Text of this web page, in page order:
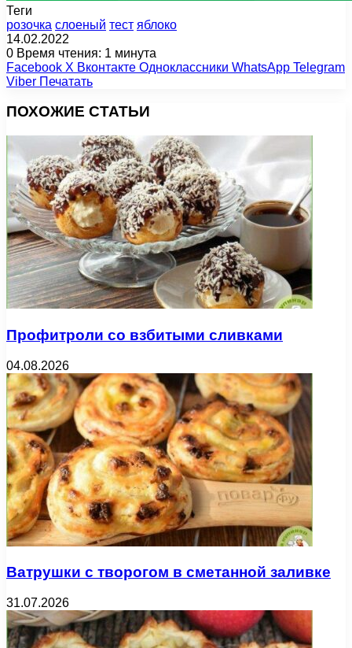
Теги
розочка слоеный тест яблоко
14.02.2022
0 Время чтения: 1 минута
Facebook X Вконтакте Одноклассники WhatsApp Telegram
Viber Печатать
ПОХОЖИЕ СТАТЬИ
Профитроли со взбитыми сливками
04.08.2026
Ватрушки с творогом в сметанной заливке
31.07.2026